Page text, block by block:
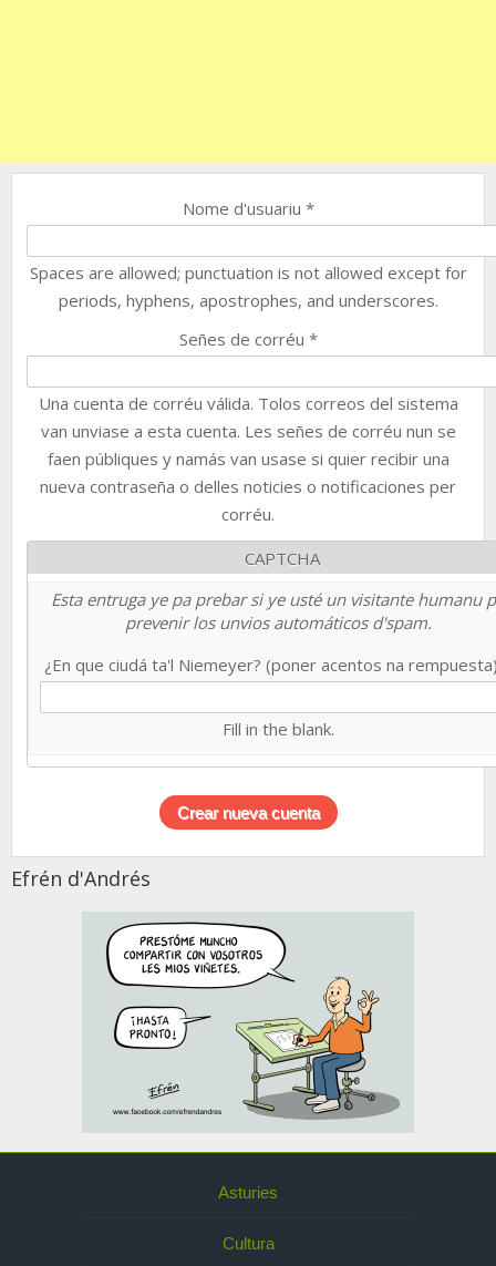
Nome d'usuariu *
Spaces are allowed; punctuation is not allowed except for
periods, hyphens, apostrophes, and underscores.
Señes de corréu *
Una cuenta de corréu válida. Tolos correos del sistema
van unviase a esta cuenta. Les señes de corréu nun se
faen públiques y namás van usase si quier recibir una
nueva contraseña o delles noticies o notificaciones per
corréu.
CAPTCHA
Esta entruga ye pa prebar si ye usté un visitante humanu
prevenir los unvios automáticos d'spam.
¿En que ciudá ta'l Niemeyer? (poner acentos na
Fill in the blank.
Efrén d'Andrés
Asturies
Cultura